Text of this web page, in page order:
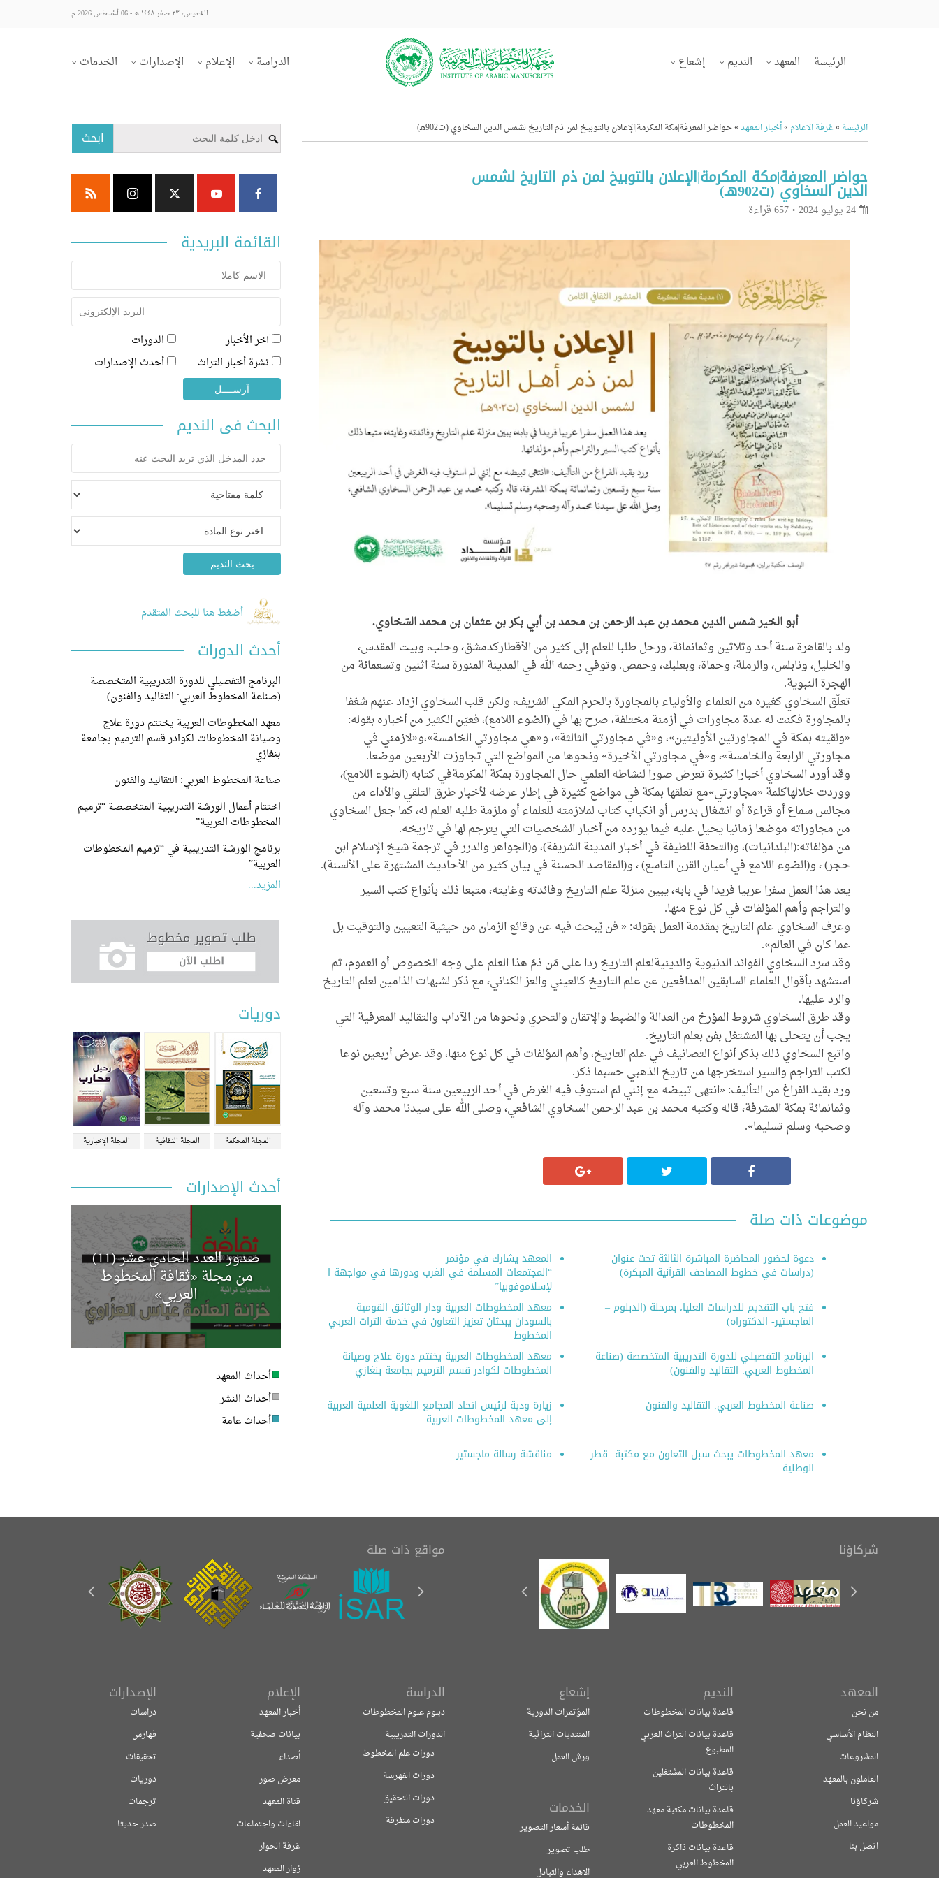
الخميس، ٢٣ صفر ١٤٤٨ هـ - 06 أغسطس 2026 م
الدراسة الإعلام الإصدارات الخدمات الرئيسة المعهد النديم إشعاع
ابحث
القائمة البريدية
آخر الأخبار
الدورات
نشرة أخبار التراث
أحدث الإصدارات
البحث فى النديم
أضغط هنا للبحث المتقدم
أحدث الدورات
البرنامج التفصيلي للدورة التدريبية المتخصصة
(صناعة المخطوط العربي: التقاليد والفنون)
معهد المخطوطات العربية يختتم دورة علاج
وصيانة المخطوطات لكوادر قسم الترميم بجامعة
بنغازي
صناعة المخطوط العربي: التقاليد والفنون
اختتام أعمال الورشة التدريبية المتخصصة “ترميم
المخطوطات العربية”
برنامج الورشة التدريبية في “ترميم المخطوطات
العربية”
المزيد...
دوريات
المجلة المحكمة المجلة الثقافية المجلة الإخبارية
أحدث الإصدارات
بمناسبة اليوم العالمي للكتاب
وحقوق المؤلف، ينظم المعهد
النشر الرقمي باعتماد المعهد
التعريف بكتاب (رسالة في بيان
رسوم المصاحف العثمانية
إصدار جديد للمعهد بعنوان:
مدخل إلى علم المخطوطات
(Einführung in die
Handschriftenkunde)
صدور العدد الحادي عشر (11)
من مجلة «ثقافة المخطوط
العربي»
أحداث المعهد
أحداث النشر
أحداث عامة
الرئيسة»غرفة الاعلام»أخبار المعهد»حواضر المعرفة|مكة المكرمة|الإعلان بالتوبيخ لمن ذم التاريخ لشمس الدين السخاوي (ت902هـ)
حواضر المعرفة|مكة المكرمة|الإعلان بالتوبيخ لمن ذم التاريخ لشمس
الدين السخاوي (ت902هـ)
657 قراءة
أبو الخير شمس الدين محمد بن عبد الرحمن بن محمد بن أبي بكر بن عثمان بن محمد السّخاوي.
ولد بالقاهرة سنة أحد وثلاثين وثمانمائة، ورحل طلبا للعلم إلى كثير من الأقطاركدمشق، وحلب، وبيت المقدس،
والخليل، ونابلس، والرملة، وحماة، وبعلبك، وحمص. وتوفي رحمه الله في المدينة المنورة سنة اثنين وتسعمائة من
الهجرة النبوية.
تعلّق السخاوي كغيره من العلماء والأولياء بالمجاورة بالحرم المكي الشريف، ولكن قلب السخاوي ازداد عنهم شغفا
بالمجاورة فكنت له عدة مجاورات في أزمنة مختلفة، صرح بها في (الضوء اللامع)، فعيّن الكثير من أخباره بقوله:
«ولقيته بمكة في المجاورتين الأوليتين»، و«في مجاورتي الثالثة»، و«هي مجاورتي الخامسة»،و«لازمني في
مجاورتي الرابعة والخامسة»، و«في مجاورتي الأخيرة» ونحوها من المواضع التي تجاوزت الأربعين موضعا.
وقد أورد السخاوي أخبارا كثيرة تعرض صورا لنشاطه العلمي حال المجاورة بمكة المكرمةفي كتابه (الضوء اللامع)،
ووردت خلالهاكلمة «مجاورتي»مع تعلقها بمكة في مواضع كثيرة في إطار عرضه لأخبار طرق التلقي والأداء من
مجالس سماع أو قراءة أو انشغال بدرس أو انكباب كتاب لملازمته للعلماء أو ملزمة طلبه العلم له، كما جعل السخاوي
من مجاوراته موضعا زمانيا يحيل عليه فيما يورده من أخبار الشخصيات التي يترجم لها في تاريخه.
من مؤلفاته:(البلدانيات)، و(التحفة اللطيفة في أخبار المدينة الشريفة)، و(الجواهر والدرر في ترجمة شيخ الإسلام ابن
حجر) ، و(الضوء اللامع في أعيان القرن التاسع) ، و(المقاصد الحسنة في بيان كثير من الأحاديث المشتهرة على الألسنة).
يعد هذا العمل سفرا عربيا فريدا في بابه، يبين منزلة علم التاريخ وفائدته وغايته، متبعا ذلك بأنواع كتب السير
والتراجم وأهم المؤلفات في كل نوع منها.
وعرف السخاوي علم التاريخ بمقدمة العمل بقوله: « فن يُبحث فيه عن وقائع الزمان من حيثية التعيين والتوقيت بل
عما كان في العالم».
وقد سرد السخاوي الفوائد الدنيوية والدينيةلعلم التاريخ ردا على مَن ذمّ هذا العلم على وجه الخصوص أو العموم، ثم
استشهد بأقوال العلماء السابقين المدافعين عن علم التاريخ كالعيني والعز الكناني، مع ذكر لشبهات الذامين لعلم التاريخ
والرد عليها.
وقد طرق السخاوي شروط المؤرخ من العدالة والضبط والإتقان والتحري ونحوها من الآداب والتقاليد المعرفية التي
يجب أن يتحلى بها المشتغل بفن بعلم التاريخ.
واتبع السخاوي ذلك بذكر أنواع التصانيف في علم التاريخ، وأهم المؤلفات في كل نوع منها، وقد عرض أربعين نوعا
لكتب التراجم والسير استخرجها من تاريخ الذهبي حسبما ذكر.
ورد بقيد الفراغ من التأليف: «انتهى تبيضه مع إنني لم استوفِ فيه الغرض في أحد الربيعين سنة سبع وتسعين
وثمانمائة بمكة المشرفة، قاله وكتبه محمد بن عبد الرحمن السخاوي الشافعي، وصلى الله على سيدنا محمد وآله
وصحبه وسلم تسليما».
موضوعات ذات صلة
دعوة لحضور المحاضرة المباشرة الثالثة تحت عنوان
(دراسات في خطوط المصاحف القرآنية المبكرة)
المعهد يشارك في مؤتمر
“المجتمعات المسلمة في الغرب ودورها في مواجهة ا
لإسلاموفوبيا”
فتح باب التقديم للدراسات العليا، بمرحلة (الدبلوم –
الماجستير- الدكتوراه)
معهد المخطوطات العربية ودار الوثائق القومية
بالسودان يبحثان تعزيز التعاون في خدمة التراث العربي
المخطوط
البرنامج التفصيلي للدورة التدريبية المتخصصة (صناعة
المخطوط العربي: التقاليد والفنون)
معهد المخطوطات العربية يختتم دورة علاج وصيانة
المخطوطات لكوادر قسم الترميم بجامعة بنغازي
صناعة المخطوط العربي: التقاليد والفنون
زيارة ودية لرئيس اتحاد المجامع اللغوية العلمية العربية
إلى معهد المخطوطات العربية
معهد المخطوطات يبحث سبل التعاون مع مكتبة قطر
الوطنية
مناقشة رسالة ماجستير
مواقع ذات صلة شركاؤنا
الإصدارات
دراسات
فهارس
تحقيقات
دوريات
ترجمات
صدر حديثا
الإعلام
أخبار المعهد
بيانات صحفية
أصداء
معرض صور
قناة المعهد
لقاءات واجتماعات
غرفة الحوار
زوار المعهد
الدراسة
دبلوم علوم المخطوطات
الدورات التدريبية
دورات علم المخطوط
دورات الفهرسة
دورات التحقيق
دورات متفرقة
إشعاع
المؤتمرات الدورية
المنتديات التراثية
ورش العمل
الخدمات
قائمة أسعار التصوير
طلب تصوير
الاهداء والتبادل
النديم
قاعدة بيانات المخطوطات
قاعدة بيانات التراث العربي
المطبوع
قاعدة بيانات المشتغلين
بالتراث
قاعدة بيانات مكتبة معهد
المخطوطات
قاعدة بيانات ذاكرة
المخطوط العربي
المعهد
من نحن
النظام الأساسي
المشروعات
العاملون بالمعهد
شركاؤنا
مواعيد العمل
اتصل بنا